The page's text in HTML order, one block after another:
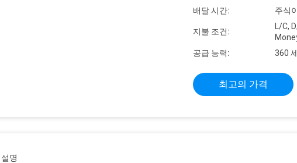
배달 시간:
주식
지불 조건:
L/C,
공급 능력:
360
최고의 가격
명